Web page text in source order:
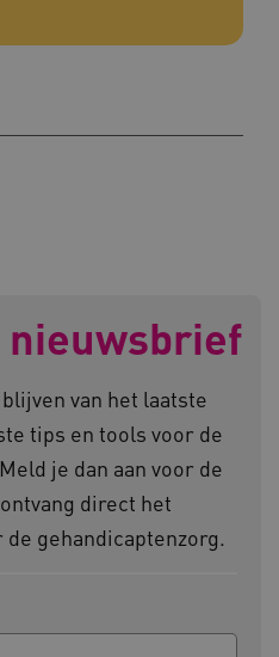
van het laatste
tips en tools voor de
je dan aan voor de
direct het
gehandicaptenzorg.
Deze cookies
Cloudflare Inc.
.vimeo.com
Privacy Policy